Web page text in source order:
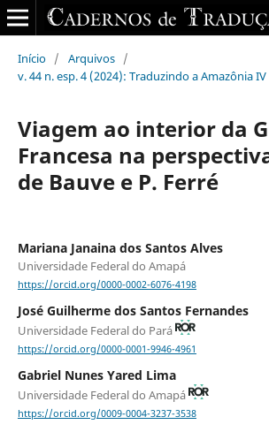
Início / Arquivos /
v. 44 n. esp. 4 (2024): Traduzindo a Amazônia IV
Viagem ao interior da
Francesa na
de Bauve e P. Ferré
Mariana Janaina dos Santos Alves
Universidade Federal do Amapá
https://orcid.org/0000-0002-6076-4198
José Guilherme dos Santos Fernandes
Universidade Federal do Pará
https://orcid.org/0000-0001-9946-4961
Gabriel Nunes Yared Lima
Universidade Federal do Amapá
https://orcid.org/0009-0004-3237-3538